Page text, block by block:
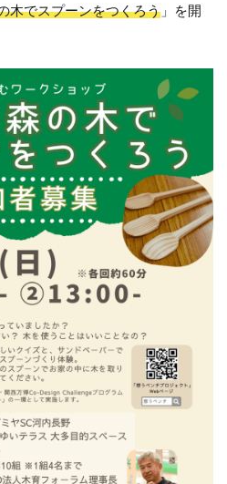
木でスプーンをつくろう 」を開